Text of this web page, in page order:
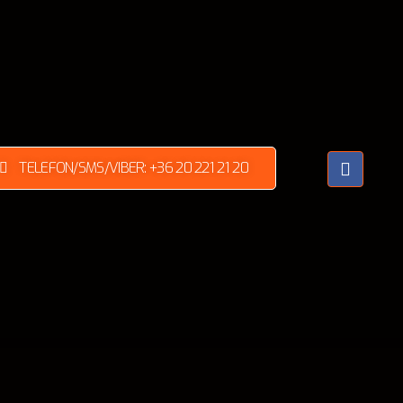
TELEFON/SMS/VIBER: +36 20 221 21 20